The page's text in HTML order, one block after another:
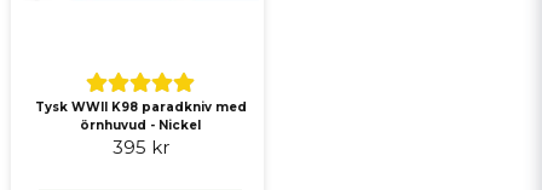
Tysk WWII K98 paradkniv med
örnhuvud - Nickel
395 kr